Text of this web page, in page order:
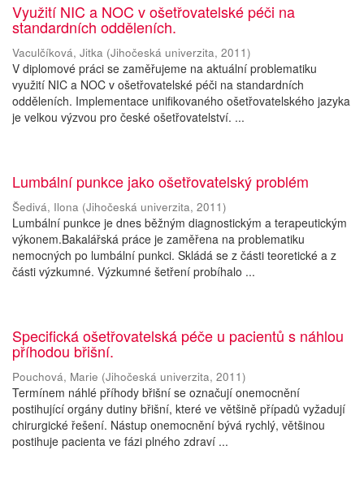
Využití NIC a NOC v ošetřovatelské péči na
standardních odděleních.
Vaculčíková, Jitka (Jihočeská univerzita, 2011)
V diplomové práci se zaměřujeme na aktuální problematiku
využití NIC a NOC v ošetřovatelské péči na standardních
odděleních. Implementace unifikovaného ošetřovatelského jazyka
je velkou výzvou pro české ošetřovatelství. ...
Lumbální punkce jako ošetřovatelský problém
Šedivá, Ilona (Jihočeská univerzita, 2011)
Lumbální punkce je dnes běžným diagnostickým a terapeutickým
výkonem.Bakalářská práce je zaměřena na problematiku
nemocných po lumbální punkci. Skládá se z části teoretické a z
části výzkumné. Výzkumné šetření probíhalo ...
Specifická ošetřovatelská péče u pacientů s náhlou
příhodou břišní.
Pouchová, Marie (Jihočeská univerzita, 2011)
Termínem náhlé příhody břišní se označují onemocnění
postihující orgány dutiny břišní, které ve většině případů vyžadují
chirurgické řešení. Nástup onemocnění bývá rychlý, většinou
postihuje pacienta ve fázi plného zdraví ...